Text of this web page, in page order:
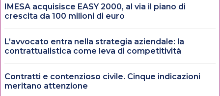
IMESA acquisisce EASY 2000, al via il piano di
crescita da 100 milioni di euro
L’avvocato entra nella strategia aziendale: la
contrattualistica come leva di competitività
Contratti e contenzioso civile. Cinque indicazioni
meritano attenzione